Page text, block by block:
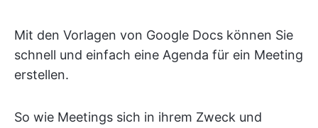
Mit den Vorlagen von Google Docs können Sie
schnell und einfach eine Agenda für ein Meeting
erstellen.
So wie Meetings sich in ihrem Zweck und